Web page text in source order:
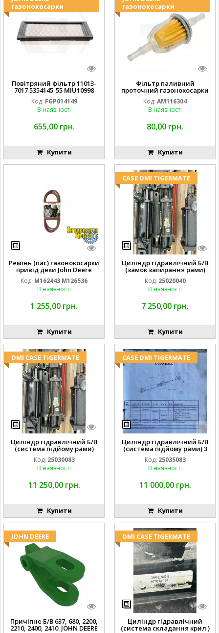
газонокосарки
Повітряний фільтр 11013-
7017 5354145-55 MIU10998
FGP014149
Код: FGP014149
В наявності
655,00 грн.
Купити
газонокосарки
Фільтр паливний
проточний газонокосарки
JOHN DEERE AM116304
GY20709
Код: AM116304
В наявності
80,00 грн.
Купити
Ремінь (пас) газонокосарки
привід деки John Deere
M162443 M126536
Код: M162443 M126536
В наявності
1 255,00 грн.
Купити
CASE DMI TIGERMATE
Циліндр гідравлічний Б/В
(замок запирання рами)
2''X4'' 25320040
Код: 25020040
В наявності
7 250,00 грн.
Купити
DMI CASE TIGERMATE
Циліндр гідравлічний Б/В
(система підйому рами)
3X8 87423768
Код: 25030083
В наявності
11 250,00 грн.
Купити
CASE DMI TIGERMATE
Циліндр гідравлічний Б/В
(система підйому рами) 3
1/2 84255910
Код: 25035083
В наявності
11 000,00 грн.
Купити
JOHN DEERE
Причіпне Б/В 637, 680, 2200,
2210, 2400, 2410. JOHN DEERE
DMI CASE TIGERMATE
Циліндр гідравлічний
(система складання крил )